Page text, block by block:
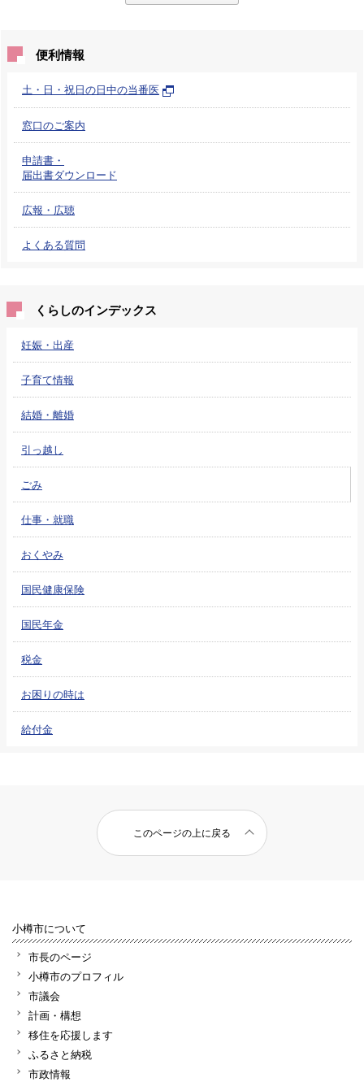
便利情報
土・日・祝日の日中の当番医
窓口のご案内
申請書・
届出書ダウンロード
広報・広聴
よくある質問
くらしのインデックス
妊娠・出産
子育て情報
結婚・離婚
引っ越し
ごみ
仕事・就職
おくやみ
国民健康保険
国民年金
税金
お困りの時は
給付金
このページの上に戻る
小樽市について
市長のページ
小樽市のプロフィル
市議会
計画・構想
移住を応援します
ふるさと納税
市政情報